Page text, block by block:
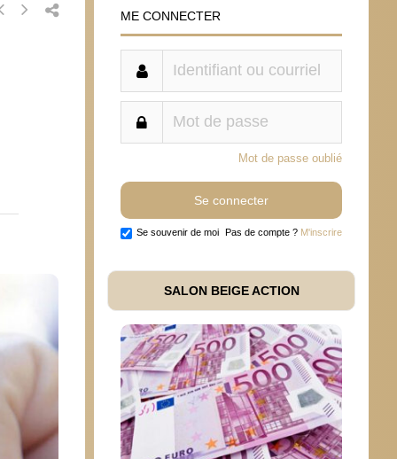
ME CONNECTER
Mot de passe oublié
Se souvenir de moi Pas de compte ? M'inscrire
SALON BEIGE ACTION